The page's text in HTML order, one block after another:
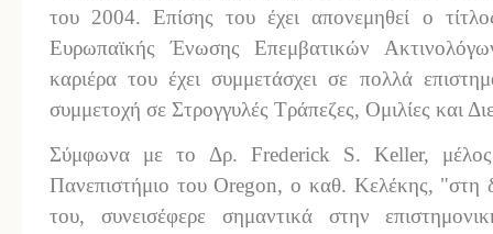
του 2004. Επίσης του έχει απονεμηθεί ο
Ευρωπαϊκής Ένωσης Επεμβατικών
καριέρα του έχει συμμετάσχει σε πολλά
συμμετοχή σε Στρογγυλές Τράπεζες, Ομιλίες και
Σύμφωνα με το Δρ. Frederick S. Keller,
Πανεπιστήμιο του Oregon, o καθ. Κελέκης, "στη
του, συνεισέφερε σημαντικά στην